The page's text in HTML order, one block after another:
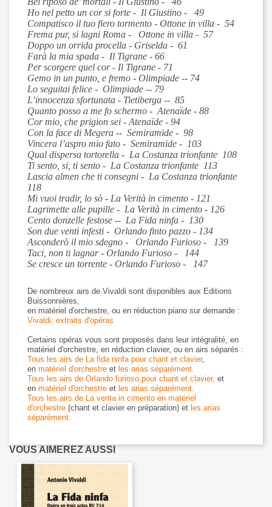
Ho nel petto un cor si forte - Il Giustino - 49
Compatisco il tuo fiero tormento - Ottone in villa - 54
Frema pur, si lagni Roma - Ottone in villa - 57
Doppo un orrida procella - Griselda - 61
Farà la mia spada - Il Tigrane - 66
Per scorgere quel cor - Il Tigrane - 71
Gemo in un punto, e fremo - Olimpiade -- 74
Lo seguitai felice - Olimpiade -- 79
L’innocenza sfortunata - Tietiberga -- 85
Quanto posso a me fo schermo - Atenaïde - 88
Cor mio, che prigion sei - Atenaïde - 94
Con la face di Megera -- Semiramide - 98
Vincera l’aspro mio fato - Semiramide - 103
Qual dispersa tortorella - La Costanza trionfante 108
Ti sento, si, ti sento - La Costanza trionfante 113
Lascia almen che ti consegni - La Costanza trionfante
118
Mi vuoi tradir, lo sò - La Verità in cimento - 121
Lagrimette alle pupille - La Verità in cimento - 126
Cento donzelle festose -- La Fida ninfa - 130
Son due venti infesti - Orlando finto pazzo - 134
Asconderò il mio sdegno - Orlando Furioso - 139
Taci, non ti lagnar - Orlando Furioso - 144
Se cresce un torrente - Orlando Furioso - 147
De nombreux airs de Vivaldi sont disponibles aux Editions
Buissonnières,
en matériel d'orchestre, ou en réduction piano sur demande :
Vivaldi, extraits d'opéras
Certains opéras vous sont proposés dans leur intégralité, en
matériel d'orchestre, en réduction clavier, ou en airs séparés :
Tous les airs de La fida ninfa pour chant et clavier,
en matériel d'orchestre et les arias séparément.
Tous les airs de Orlando furioso pour chant et clavier, et
en matériel d'orchestre et les arias séparément.
Tous les airs de La verita in cimento en matériel
d'orchestre (chant et clavier en préparation) et les arias
séparément.
VOUS AIMEREZ AUSSI